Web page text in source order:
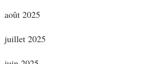
août 2025
juillet 2025